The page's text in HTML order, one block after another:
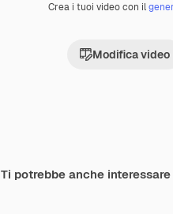
Crea i tuoi video con il
Modifica video
Ti potrebbe anche interessare